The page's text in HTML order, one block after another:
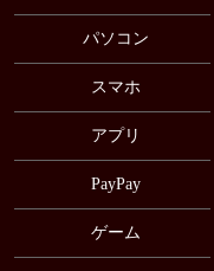
パソコン
スマホ
アプリ
PayPay
ゲーム